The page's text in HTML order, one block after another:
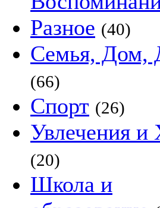
Разное (40)
Семья, Дом,
(66)
Спорт (26)
Увлечения и
(20)
Школа и